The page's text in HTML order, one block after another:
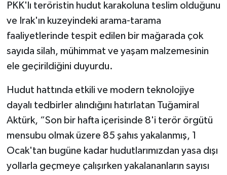
PKK'lı teröristin hudut karakoluna teslim olduğunu
ve Irak'ın kuzeyindeki arama-tarama
faaliyetlerinde tespit edilen bir mağarada çok
sayıda silah, mühimmat ve yaşam malzemesinin
ele geçirildiğini duyurdu.
Hudut hattında etkili ve modern teknolojiye
dayalı tedbirler alındığını hatırlatan Tuğamiral
Aktürk, “Son bir hafta içerisinde 8'i terör örgütü
mensubu olmak üzere 85 şahıs yakalanmış, 1
Ocak'tan bugüne kadar hudutlarımızdan yasa dışı
yollarla geçmeye çalışırken yakalananların sayısı